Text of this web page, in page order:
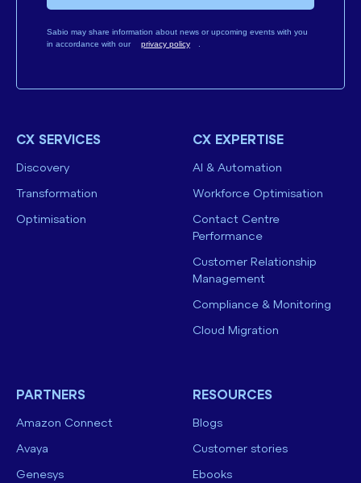
Sabio may share information about news or upcoming events with you
in accordance with our
privacy policy .
CX SERVICES
Discovery
Transformation
Optimisation
CX EXPERTISE
AI & Automation
Workforce Optimisation
Contact Centre
Performance
Customer Relationship
Management
Compliance & Monitoring
Cloud Migration
PARTNERS
Amazon Connect
Avaya
Genesys
RESOURCES
Blogs
Customer stories
Ebooks